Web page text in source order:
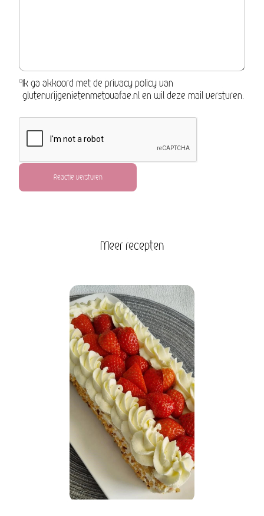
Ik ga akkoord met de privacy policy van
glutenvrijgenietenmetouafae.nl en wil deze mail versturen.
Reactie versturen
Meer recepten